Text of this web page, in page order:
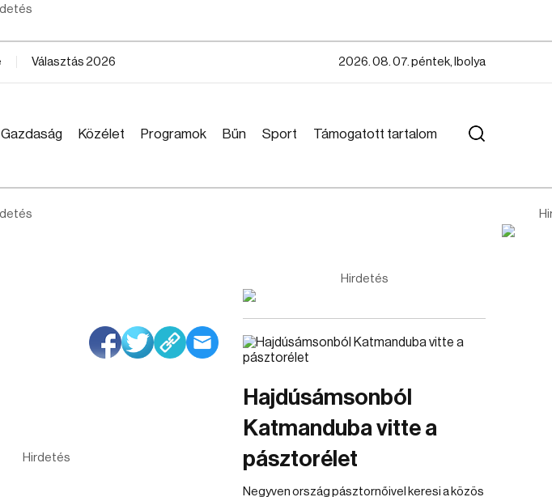
Választás 2026 2026. 08. 07. péntek, Ibolya
Gazdaság Közélet Programok Bűn Sport Támogatott tartalom
Hirdetés
Hirdetés
Hajdúsámsonból
Katmanduba vitte a
pásztorélet
Negyven ország pásztornőivel keresi a közös